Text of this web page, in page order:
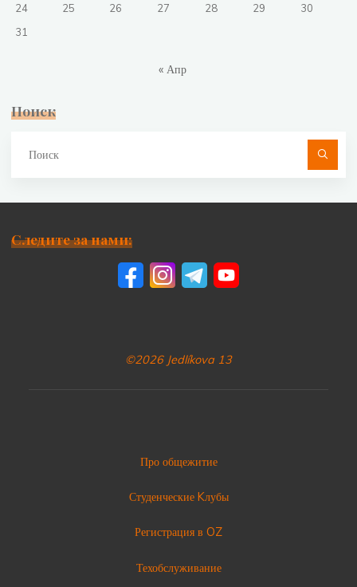
24
25 26 27 28 29
30
31
« Апр
Поиск
Следите за нами:
©2026 Jedlíkova 13
Про общежитие
Студенческие Kлубы
Регистрация в OZ
Техобслуживание